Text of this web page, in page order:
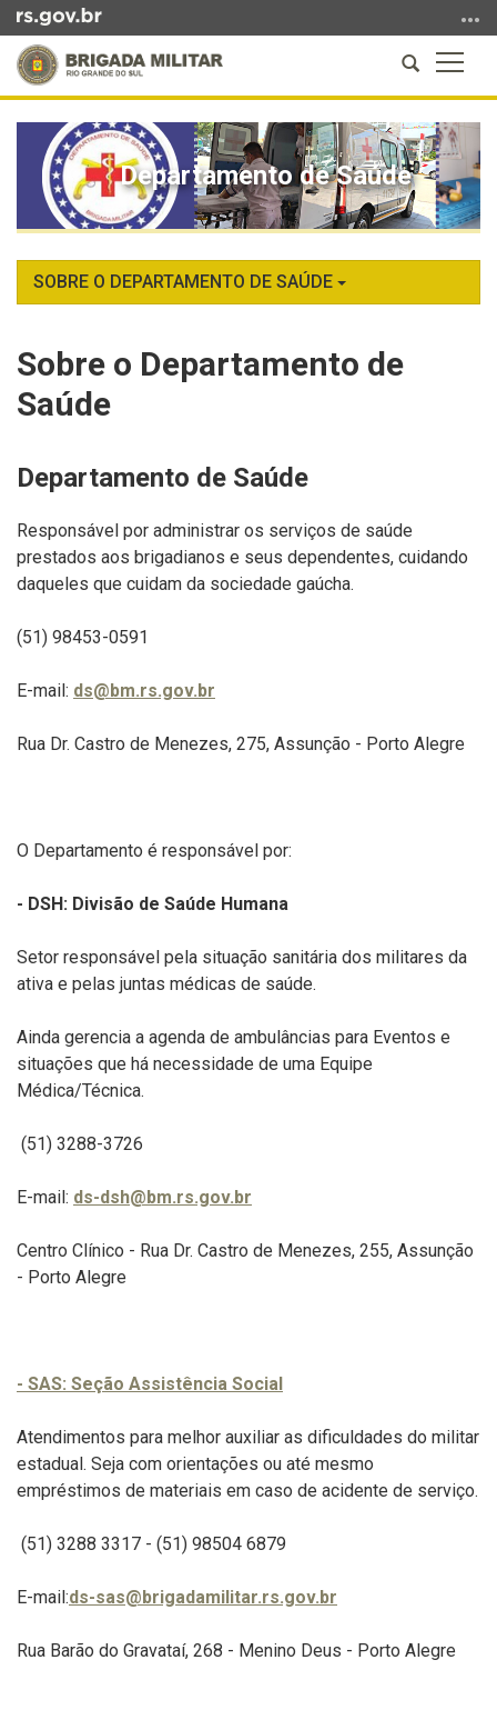
para
conteúdo
busca
a
Abrir
a
busca
conteúdo
Departamento de Saúde
SOBRE O DEPARTAMENTO DE SAÚDE
Sobre o Departamento de
Saúde
Departamento de Saúde
Responsável por administrar os serviços de saúde
prestados aos brigadianos e seus dependentes, cuidando
daqueles que cuidam da sociedade gaúcha.
(51) 98453-0591
E-mail: ds@bm.rs.gov.br
Rua Dr. Castro de Menezes, 275, Assunção - Porto Alegre
O Departamento é responsável por:
- DSH: Divisão de Saúde Humana
Setor responsável pela situação sanitária dos militares da
ativa e pelas juntas médicas de saúde.
Ainda gerencia a agenda de ambulâncias para Eventos e
situações que há necessidade de uma Equipe
Médica/Técnica.
(51) 3288-3726
E-mail: ds-dsh@bm.rs.gov.br
Centro Clínico - Rua Dr. Castro de Menezes, 255, Assunção
- Porto Alegre
- SAS: Seção Assistência Social
Atendimentos para melhor auxiliar as dificuldades do militar
estadual. Seja com orientações ou até mesmo
empréstimos de materiais em caso de acidente de serviço.
(51) 3288 3317 - (51) 98504 6879
E-mail:ds-sas@brigadamilitar.rs.gov.br
Rua Barão do Gravataí, 268 - Menino Deus - Porto Alegre